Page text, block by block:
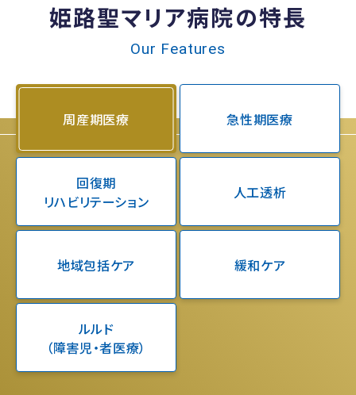
姫路聖マリア病院の特長
Our Features
周産期医療 急性期医療
回復期
リハビリテーション
人工透析
地域包括ケア 緩和ケア
ルルド
（障害児・者医療）